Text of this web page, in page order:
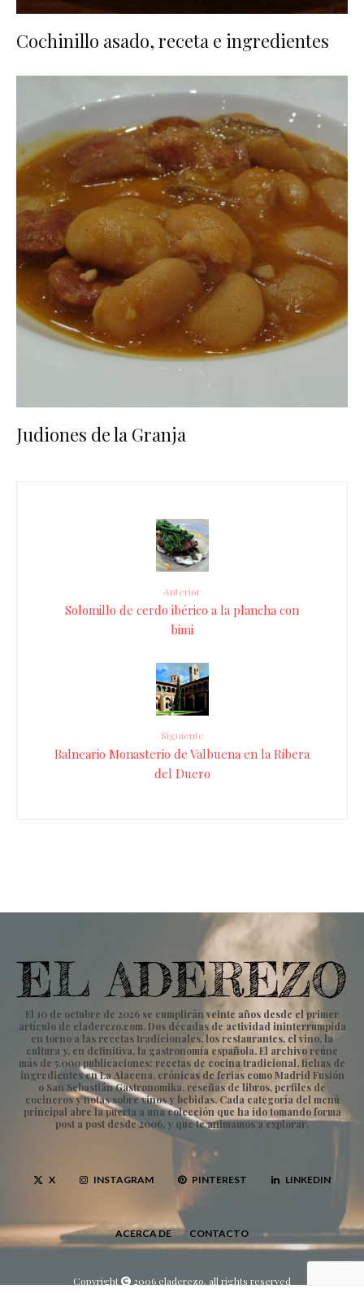
Cochinillo asado, receta e ingredientes
Judiones de la Granja
Anterior
Solomillo de cerdo ibérico a la plancha con
bimi
Siguiente
Balneario Monasterio de Valbuena en la Ribera
del Duero
El 10 de octubre de 2026 se cumplirán veinte años desde el primer
artículo de eladerezo.com. Dos décadas de actividad ininterrumpida
en torno a las recetas tradicionales, los restaurantes, el vino, la
cultura y, en definitiva, la gastronomía española. El archivo reúne
más de 5.000 publicaciones: recetas de cocina tradicional, fichas de
ingredientes en La Alacena, crónicas de ferias como Madrid Fusión
o San Sebastián Gastronomika, reseñas de libros, perfiles de
cocineros y notas sobre vinos y bebidas. Cada categoría del menú
principal abre la puerta a una colección que ha ido tomando forma
post a post desde 2006, y que te animamos a explorar.
X INSTAGRAM PINTEREST LINKEDIN
ACERCA DE CONTACTO
Copyright 2006 eladerezo, all rights reserved